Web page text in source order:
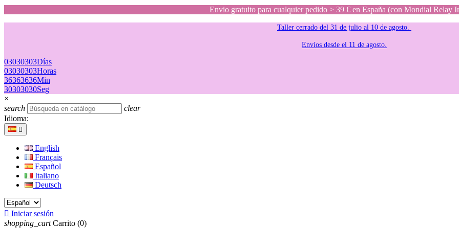
Envio gratuito para cualquier pedido > 39 € en España (con Mondial Relay
Taller cerrado del 31 de julio al 10 de agosto.
Envíos desde el 11 de agosto.
03030303Días
03030303Horas
36363636Min
30303030Seg
×
search
clear
Idioma:

English
Français
Español
Italiano
Deutsch
 Iniciar sesión
shopping_cart Carrito (0)